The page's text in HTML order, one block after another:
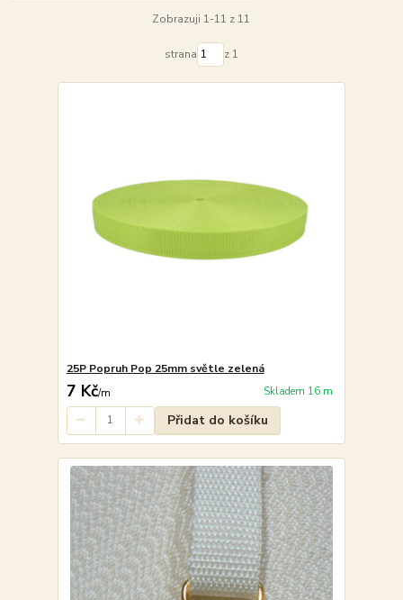
Zobrazuji 1-11 z 11
strana z 1
25P Popruh Pop 25mm světle zelená
7 Kč/m Skladem 16 m
Přidat do košíku